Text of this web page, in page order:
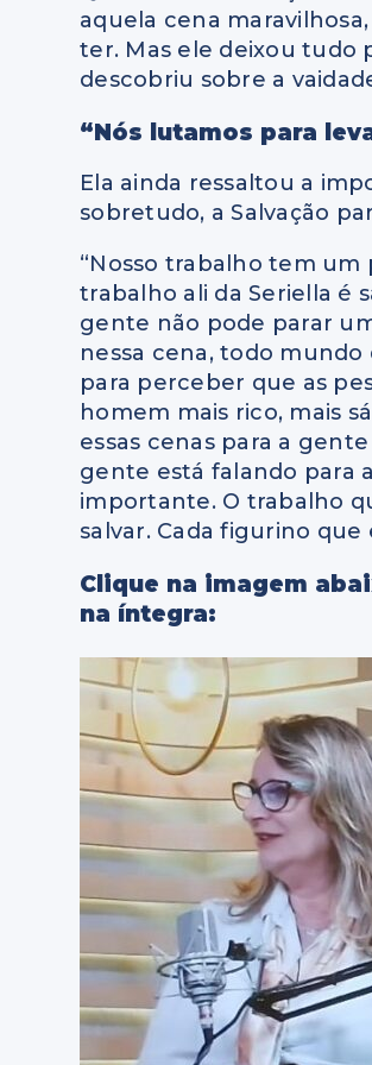
aquela cena
ter. Mas ele deixou tudo
descobriu sobre a
“Nós lutamos para
Ela ainda ressaltou a
sobretudo, a Salvação
“Nosso trabalho tem um
trabalho ali da Seriella é
gente não pode parar
nessa cena,todo mundo
para perceber que as
homem mais rico, mais
essas cenas para a
gente está falando para
importante. O trabalho
salvar.Cada figurino que
Clique na imagem
na íntegra: